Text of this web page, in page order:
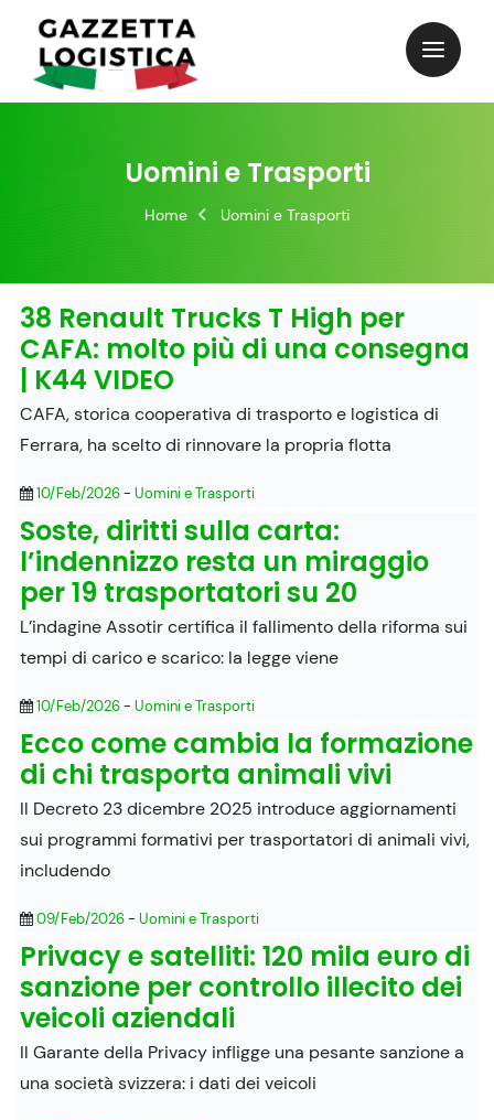
content
Uomini e Trasporti
Home Uomini e Trasporti
38 Renault Trucks T High per
CAFA: molto più di una consegna
| K44 VIDEO
CAFA, storica cooperativa di trasporto e logistica di
Ferrara, ha scelto di rinnovare la propria flotta
10/Feb/2026- Uomini e Trasporti
Soste, diritti sulla carta:
l’indennizzo resta un miraggio
per 19 trasportatori su 20
L’indagine Assotir certifica il fallimento della riforma sui
tempi di carico e scarico: la legge viene
10/Feb/2026- Uomini e Trasporti
Ecco come cambia la formazione
di chi trasporta animali vivi
Il Decreto 23 dicembre 2025 introduce aggiornamenti
sui programmi formativi per trasportatori di animali vivi,
includendo
09/Feb/2026- Uomini e Trasporti
Privacy e satelliti: 120 mila euro di
sanzione per controllo illecito dei
veicoli aziendali
Il Garante della Privacy infligge una pesante sanzione a
una società svizzera: i dati dei veicoli